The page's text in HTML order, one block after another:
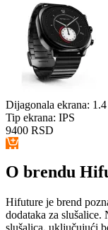
Dijagonala ekrana:
Tip ekrana: IPS
9400 RSD
O brendu
Hifuture je brend
dodataka za